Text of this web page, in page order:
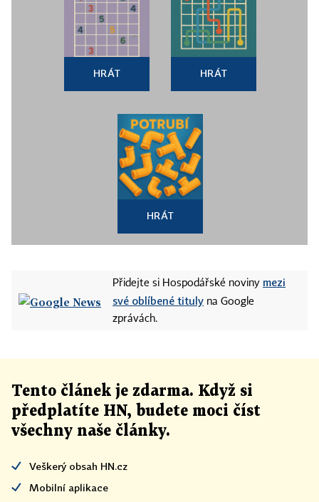
HRÁT HRÁT
HRÁT
Přidejte si Hospodářské noviny mezi
své oblíbené tituly na Google
zprávách.
Tento článek je zdarma. Když si
předplatíte HN, budete moci číst
všechny naše články.
Veškerý obsah HN.cz
Mobilní aplikace